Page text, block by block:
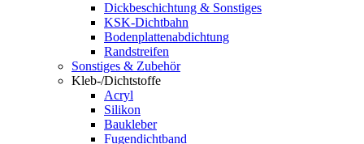
Dickbeschichtung & Sonstiges
KSK-Dichtbahn
Bodenplattenabdichtung
Randstreifen
Sonstiges & Zubehör
Kleb-/Dichtstoffe
Acryl
Silikon
Baukleber
Fugendichtband